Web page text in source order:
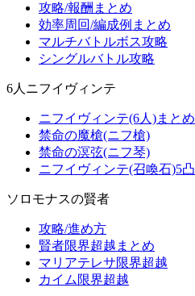
攻略/報酬まとめ
効率周回/編成例まとめ
マルチバトルボス攻略
シングルバトル攻略
6人ニフイヴィンテ
ニフイヴィンテ(6人)まとめ
禁命の魔槍(ニフ槍)
禁命の溟弦(ニフ琴)
ニフイヴィンテ(召喚石)5凸
ソロモナスの賢者
攻略/進め方
賢者限界超越まとめ
マリアテレサ限界超越
カイム限界超越